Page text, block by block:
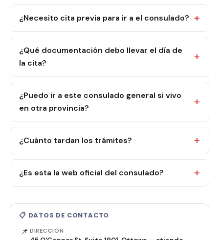
📋 DATOS DE CONTACTO
📌 DIRECCIÓN
¿Necesito cita previa para ir a el consulado?
¿Qué documentación debo llevar el día de
la cita?
¿Puedo ir a este consulado general si vivo
en otra provincia?
¿Cuánto tardan los trámites?
¿Es esta la web oficial del consulado?